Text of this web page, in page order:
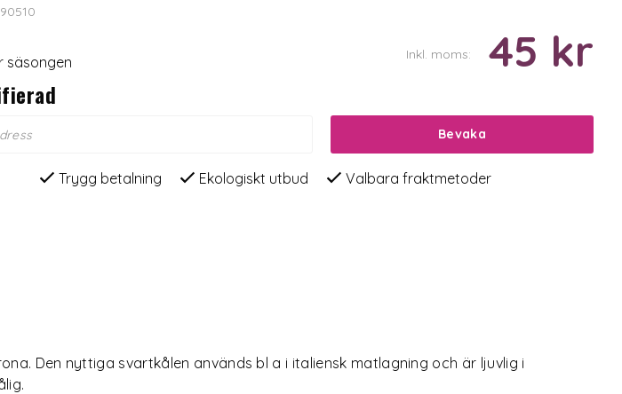
säsongen Inkl. moms: 45 kr
Bevaka
Trygg betalning Ekologiskt utbud Valbara fraktmetoder
Den nyttiga svartkålen används bl a i italiensk matlagning och är ljuvlig i